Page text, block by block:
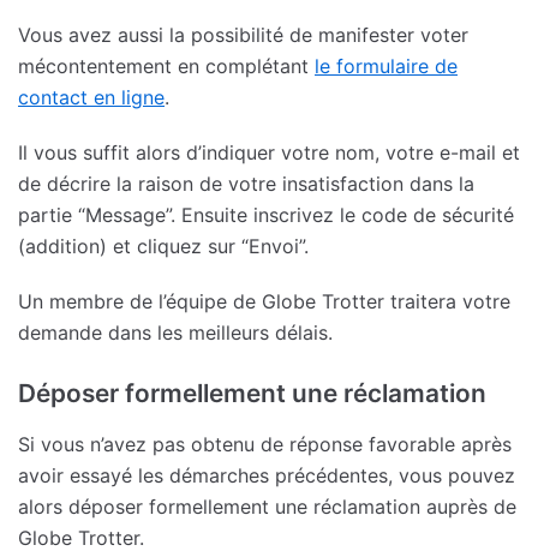
Vous avez aussi la possibilité de manifester voter
mécontentement en complétant le formulaire de
contact en ligne.
Il vous suffit alors d’indiquer votre nom, votre e-mail et
de décrire la raison de votre insatisfaction dans la
partie “Message”. Ensuite inscrivez le code de sécurité
(addition) et cliquez sur “Envoi”.
Un membre de l’équipe de Globe Trotter traitera votre
demande dans les meilleurs délais.
Déposer formellement une réclamation
Si vous n’avez pas obtenu de réponse favorable après
avoir essayé les démarches précédentes, vous pouvez
alors déposer formellement une réclamation auprès de
Globe Trotter.